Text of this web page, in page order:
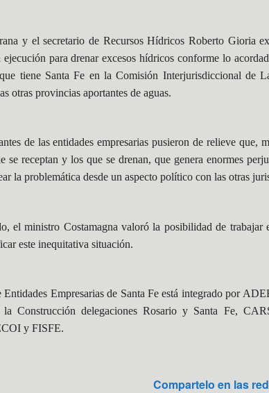
y el secretario de Recursos Hídricos Roberto Gioria
ejecución para drenar excesos hídricos conforme lo
tiene Santa Fe en la Comisión Interjurisdiccional de
otras provincias aportantes de aguas.
de las entidades empresarias pusieron de relieve que,
se receptan y los que se drenan, que genera enormes
la problemática desde un aspecto político con las otras
el ministro Costamagna valoró la posibilidad de
este inequitativa situación.
Empresarias de Santa Fe está integrado por
la Construcción delegaciones Rosario y Santa Fe,
y FISFE.
Compartelo en las